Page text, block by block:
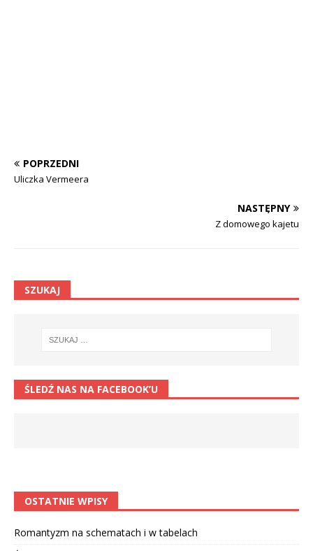
POPRZEDNI
Uliczka Vermeera
NASTĘPNY
Z domowego kajetu
SZUKAJ
ŚLEDŹ NAS NA FACEBOOK’U
OSTATNIE WPISY
Romantyzm na schematach i w tabelach